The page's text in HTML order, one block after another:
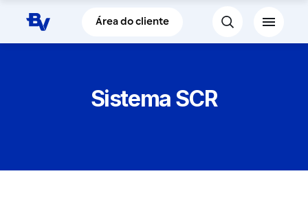
Pular para o Conteúdo principal
Área do cliente
Sistema SCR